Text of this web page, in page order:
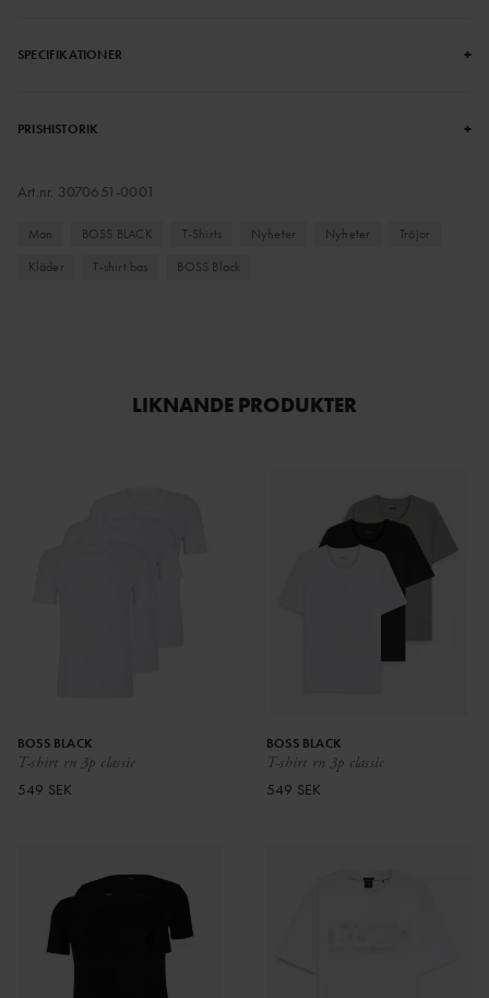
SPECIFIKATIONER +
PRISHISTORIK +
Art.nr. 3070651-0001
Man BOSS BLACK T-Shirts Nyheter Nyheter
Tröjor
Kläder
T-shirt bas BOSS Black
LIKNANDE PRODUKTER
T-shirt rn 3p classic
BOSS BLACK
549 SEK
T-shirt rn 3p classic
BOSS BLACK
549 SEK